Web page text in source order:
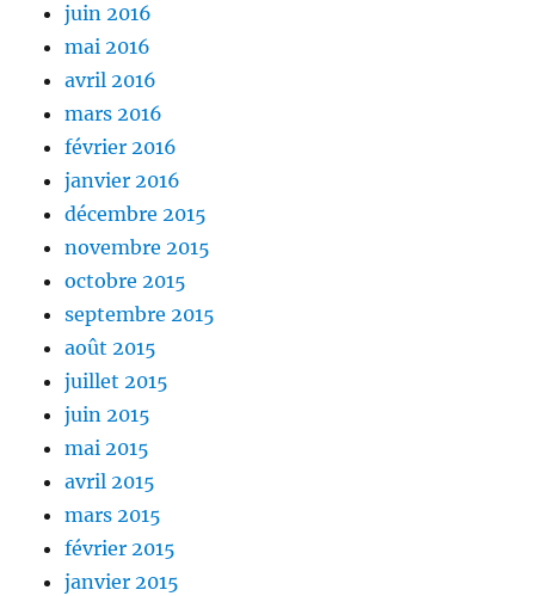
juin 2016
mai 2016
avril 2016
mars 2016
février 2016
janvier 2016
décembre 2015
novembre 2015
octobre 2015
septembre 2015
août 2015
juillet 2015
juin 2015
mai 2015
avril 2015
mars 2015
février 2015
janvier 2015